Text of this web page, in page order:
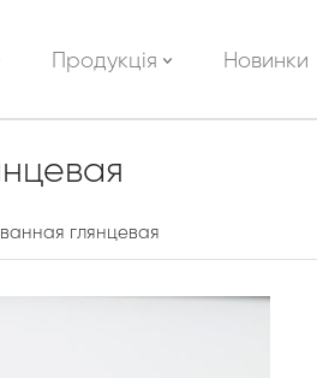
Продукція Новинки
глянцевая